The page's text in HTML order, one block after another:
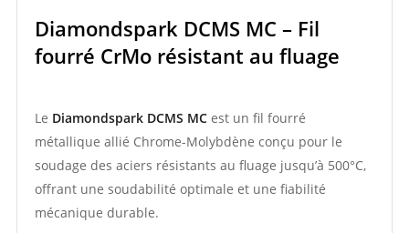
Diamondspark DCMS MC – Fil
fourré CrMo résistant au fluage
Le Diamondspark DCMS MCest un fil fourré
métallique allié Chrome-Molybdène conçu pour le
soudage des aciers résistants au fluage jusqu’à 500°C,
offrant une soudabilité optimale et une fiabilité
mécanique durable.